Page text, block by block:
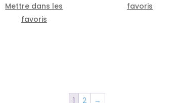
Mettre dans les
favoris
favoris
1 2 →